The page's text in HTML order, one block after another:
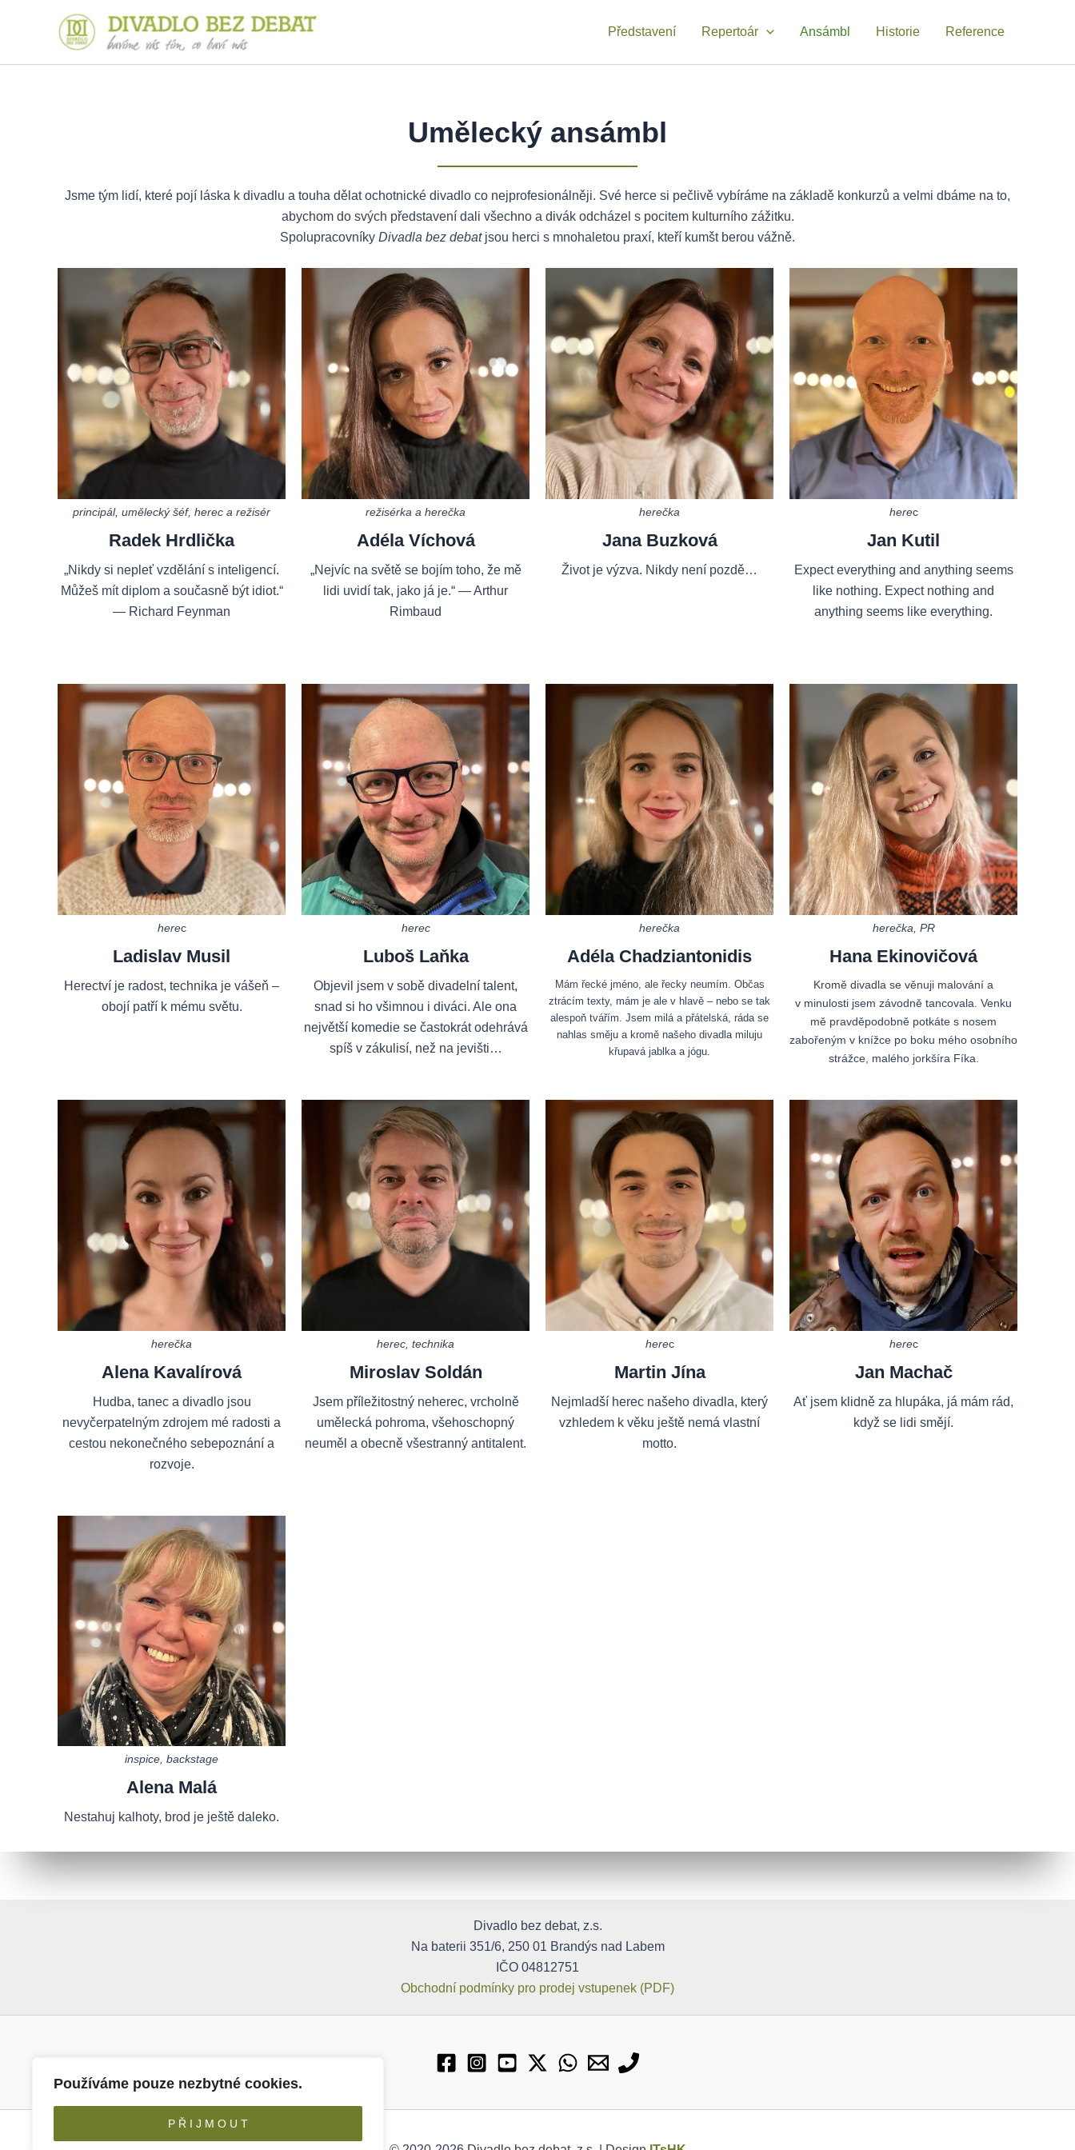
Používáme pouze nezbytné cookies.
P Ř I J M O U T
Představení Repertoár Ansámbl Historie Reference
Umělecký ansámbl
Jsme tým lidí, které pojí láska k divadlu a touha dělat ochotnické divadlo co nejprofesionálněji. Své herce si pečlivě vybíráme na základě konkurzů a velmi dbáme na to,
abychom do svých představení dali všechno a divák odcházel s pocitem kulturního zážitku.
Spolupracovníky Divadla bez debat jsou herci s mnohaletou praxí, kteří kumšt berou vážně.
principál, umělecký šéf, herec a režisér
Radek Hrdlička
„Nikdy si nepleť vzdělání s inteligencí.
Můžeš mít diplom a současně být idiot.“
— Richard Feynman
režisérka a herečka
Adéla Víchová
„Nejvíc na světě se bojím toho, že mě
lidi uvidí tak, jako já je.“ — Arthur
Rimbaud
herečka
Jana Buzková
Život je výzva. Nikdy není pozdě…
herec
Jan Kutil
Expect everything and anything seems
like nothing. Expect nothing and
anything seems like everything.
herec
Ladislav Musil
Herectví je radost, technika je vášeň –
obojí patří k mému světu.
herec
Luboš Laňka
Objevil jsem v sobě divadelní talent,
snad si ho všimnou i diváci. Ale ona
největší komedie se častokrát odehrává
spíš v zákulisí, než na jevišti…
herečka
Adéla Chadziantonidis
Mám řecké jméno, ale řecky neumím. Občas
ztrácím texty, mám je ale v hlavě – nebo se tak
alespoň tvářím. Jsem milá a přátelská, ráda se
nahlas směju a kromě našeho divadla miluju
křupavá jablka a jógu.
herečka, PR
Hana Ekinovičová
Kromě divadla se věnuji malování a
v minulosti jsem závodně tancovala. Venku
mě pravděpodobně potkáte s nosem
zabořeným v knížce po boku mého osobního
strážce, malého jorkšíra Fíka.
herečka
Alena Kavalírová
Hudba, tanec a divadlo jsou
nevyčerpatelným zdrojem mé radosti a
cestou nekonečného sebepoznání a
rozvoje.
herec, technika
Miroslav Soldán
Jsem příležitostný neherec, vrcholně
umělecká pohroma, všehoschopný
neuměl a obecně všestranný antitalent.
herec
Martin Jína
Nejmladší herec našeho divadla, který
vzhledem k věku ještě nemá vlastní
motto.
herec
Jan Machač
Ať jsem klidně za hlupáka, já mám rád,
když se lidi smějí.
inspice, backstage
Alena Malá
Nestahuj kalhoty, brod je ještě daleko.
Divadlo bez debat, z.s.
Na baterii 351/6, 250 01 Brandýs nad Labem
IČO 04812751
Obchodní podmínky pro prodej vstupenek (PDF)